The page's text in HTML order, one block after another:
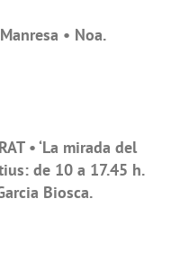
• Noa.
• ‘La mirada del
de 10 a 17.45 h.
Biosca.